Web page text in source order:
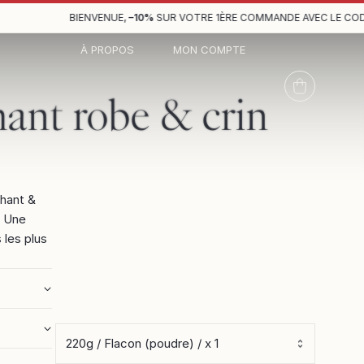
BIENVENUE,–10%SUR VOTRE 1ÈRE COMMANDE AVEC LE CODE
À PROPOS MON COMPTE
robe & crin
&
plus